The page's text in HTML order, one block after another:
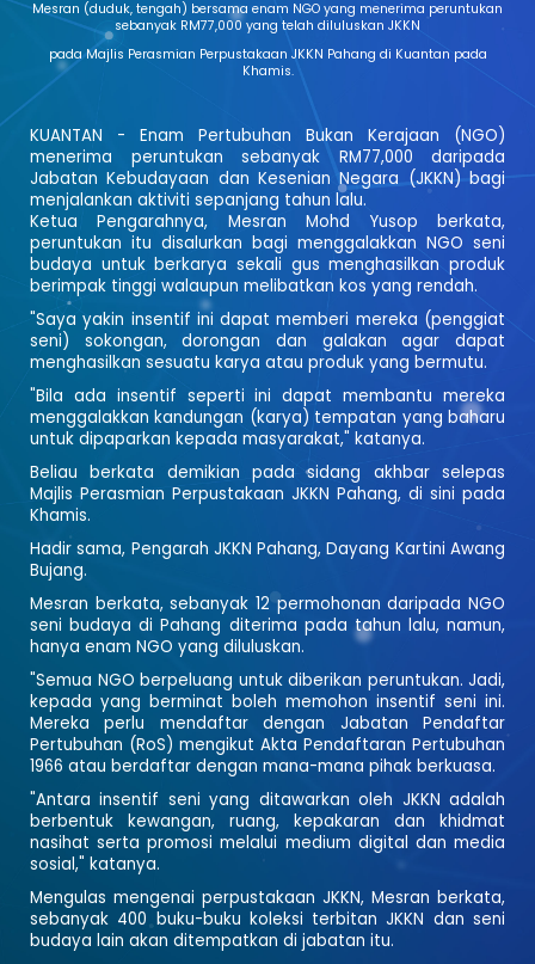
Mesran (duduk, tengah) bersama enam NGO yang menerima peruntukan
sebanyak RM77,000 yang telah diluluskan JKKN
pada Majlis Perasmian Perpustakaan JKKN Pahang di Kuantan pada
Khamis.
KUANTAN - Enam Pertubuhan Bukan Kerajaan (NGO)
menerima peruntukan sebanyak RM77,000 daripada
Jabatan Kebudayaan dan Kesenian Negara (JKKN) bagi
menjalankan aktiviti sepanjang tahun lalu.
Ketua Pengarahnya, Mesran Mohd Yusop berkata,
peruntukan itu disalurkan bagi menggalakkan NGO seni
budaya untuk berkarya sekali gus menghasilkan produk
berimpak tinggi walaupun melibatkan kos yang rendah.
"Saya yakin insentif ini dapat memberi mereka (penggiat
seni) sokongan, dorongan dan galakan agar dapat
menghasilkan sesuatu karya atau produk yang bermutu.
"Bila ada insentif seperti ini dapat membantu mereka
menggalakkan kandungan (karya) tempatan yang baharu
untuk dipaparkan kepada masyarakat," katanya.
Beliau berkata demikian pada sidang akhbar selepas
Majlis Perasmian Perpustakaan JKKN Pahang, di sini pada
Khamis.
Hadir sama, Pengarah JKKN Pahang, Dayang Kartini Awang
Bujang.
Mesran berkata, sebanyak 12 permohonan daripada NGO
seni budaya di Pahang diterima pada tahun lalu, namun,
hanya enam NGO yang diluluskan.
"Semua NGO berpeluang untuk diberikan peruntukan. Jadi,
kepada yang berminat boleh memohon insentif seni ini.
Mereka perlu mendaftar dengan Jabatan Pendaftar
Pertubuhan (RoS) mengikut Akta Pendaftaran Pertubuhan
1966 atau berdaftar dengan mana-mana pihak berkuasa.
"Antara insentif seni yang ditawarkan oleh JKKN adalah
berbentuk kewangan, ruang, kepakaran dan khidmat
nasihat serta promosi melalui medium digital dan media
sosial," katanya.
Mengulas mengenai perpustakaan JKKN, Mesran berkata,
sebanyak 400 buku-buku koleksi terbitan JKKN dan seni
budaya lain akan ditempatkan di jabatan itu.